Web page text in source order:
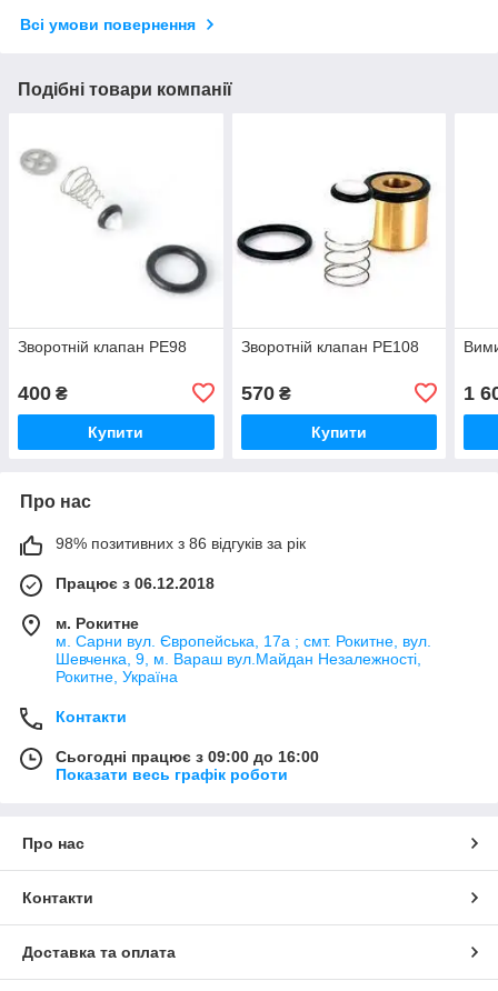
Всі умови повернення
Подібні товари компанії
Зворотній клапан РЕ98
400 ₴
Купити
Зворотній клапан РЕ108
570₴
Купити
1
Про нас
98% позитивних з 86 відгуків за рік
Працює з 06.12.2018
м. Рокитне
м. Сарни вул. Європейська, 17а ; смт. Рокитне, вул.
Шевченка, 9, м. Вараш вул.Майдан Незалежності,
Рокитне, Україна
Контакти
Сьогодні працює з 09:00 до 16:00
Показати весь графік роботи
Про нас
Контакти
Доставка та оплата